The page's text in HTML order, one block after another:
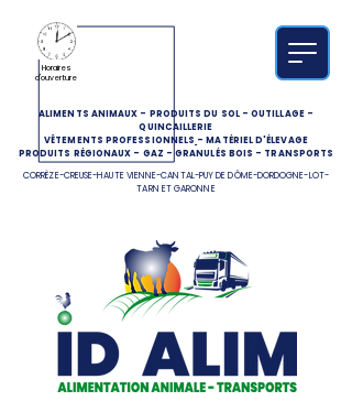
ALIMENTS ANIMAUX - PRODUITS DU SOL-OUTILLAGE-
QUINCAILLERIE
VÊTEMENTS PROFESSIONNELS -MATÉRIEL D'ÉLEVAGE
PRODUITS RÉGIONAUX - GAZ -GRANULÉS BOIS - TRANSPORTS
CORRÈZE-CREUSE-HAUTE VIENNE-CANTAL-PUY DE DÔME-DORDOGNE-LOT-
TARN ET GARONNE
Horaires
d'ouverture